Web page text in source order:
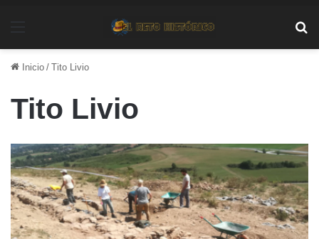
Inicio / Tito Livio
Tito Livio